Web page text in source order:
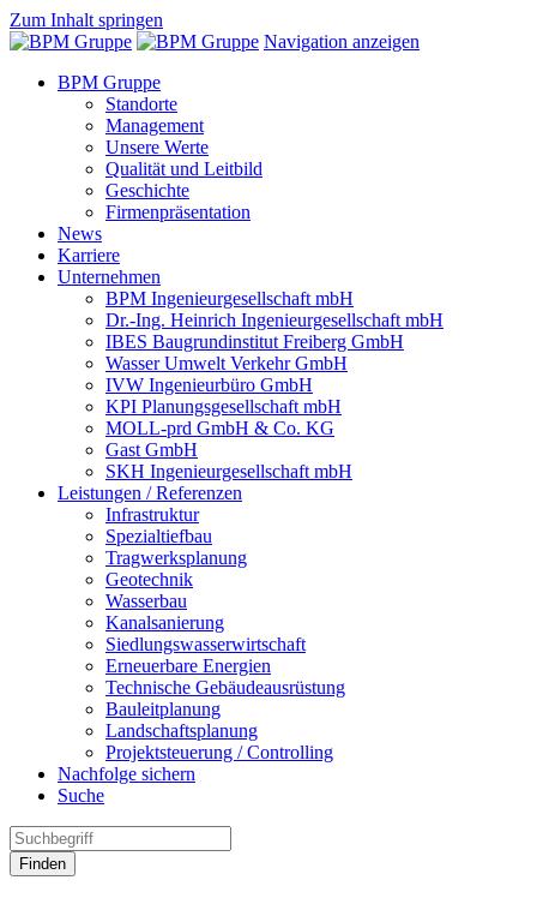
Zum Inhalt springen
Navigation anzeigen
BPM Gruppe
Standorte
Management
Unsere Werte
Qualität und Leitbild
Geschichte
Firmenpräsentation
News
Karriere
Unternehmen
BPM Ingenieurgesellschaft mbH
Dr.-Ing. Heinrich Ingenieurgesellschaft mbH
IBES Baugrundinstitut Freiberg GmbH
Wasser Umwelt Verkehr GmbH
IVW Ingenieurbüro GmbH
KPI Planungsgesellschaft mbH
MOLL-prd GmbH & Co. KG
Gast GmbH
SKH Ingenieurgesellschaft mbH
Leistungen / Referenzen
Infrastruktur
Spezialtiefbau
Tragwerksplanung
Geotechnik
Wasserbau
Kanalsanierung
Siedlungswasserwirtschaft
Erneuerbare Energien
Technische Gebäudeausrüstung
Bauleitplanung
Landschaftsplanung
Projektsteuerung / Controlling
Nachfolge sichern
Suche
Finden